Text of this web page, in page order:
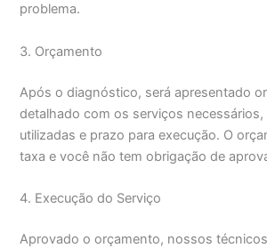
problema.
3. Orçamento
Após o diagnóstico, será apresentado
detalhado com os serviços necessários,
utilizadas e prazo para execução. O
taxa e você não tem obrigação de
4. Execução do Serviço
Aprovado o orçamento, nossos